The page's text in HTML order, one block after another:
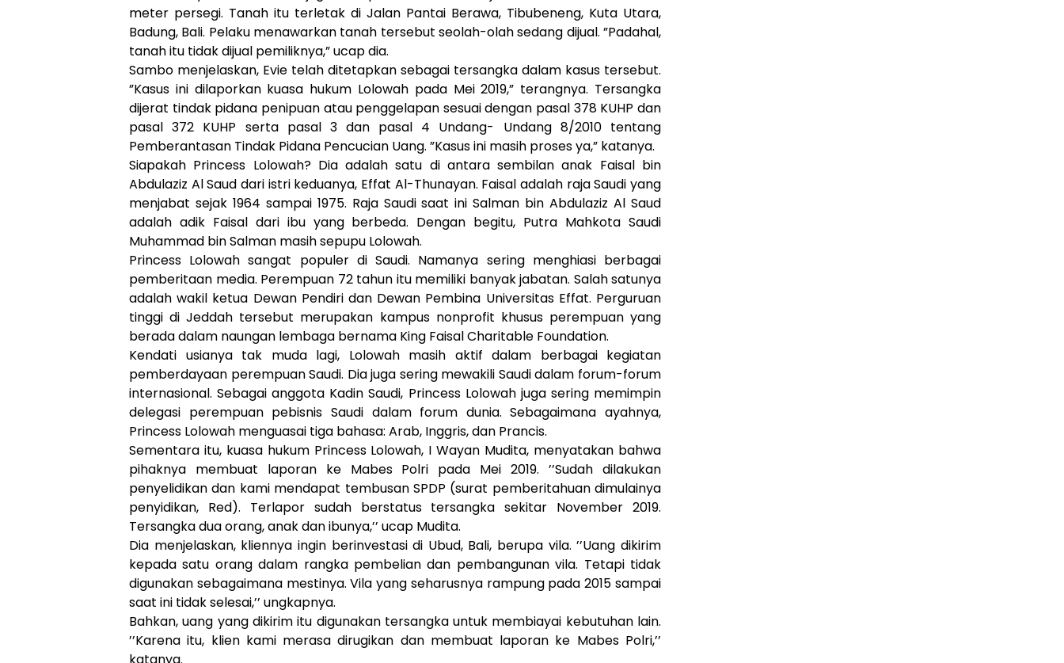
meter persegi. Tanah itu terletak di Jalan Pantai Berawa, Tibubeneng, Kuta Utara,
Badung, Bali. Pelaku menawarkan tanah tersebut seolah-olah sedang dijual. ”Padahal,
tanah itu tidak dijual pemiliknya,” ucap dia.
Sambo menjelaskan, Evie telah ditetapkan sebagai tersangka dalam kasus tersebut.
”Kasus ini dilaporkan kuasa hukum Lolowah pada Mei 2019,” terangnya. Tersangka
dijerat tindak pidana penipuan atau penggelapan sesuai dengan pasal 378 KUHP dan
pasal 372 KUHP serta pasal 3 dan pasal 4 Undang- Undang 8/2010 tentang
Pemberantasan Tindak Pidana Pencucian Uang. ”Kasus ini masih proses ya,” katanya.
Siapakah Princess Lolowah? Dia adalah satu di antara sembilan anak Faisal bin
Abdulaziz Al Saud dari istri keduanya, Effat Al-Thunayan. Faisal adalah raja Saudi yang
menjabat sejak 1964 sampai 1975. Raja Saudi saat ini Salman bin Abdulaziz Al Saud
adalah adik Faisal dari ibu yang berbeda. Dengan begitu, Putra Mahkota Saudi
Muhammad bin Salman masih sepupu Lolowah.
Princess Lolowah sangat populer di Saudi. Namanya sering menghiasi berbagai
pemberitaan media. Perempuan 72 tahun itu memiliki banyak jabatan. Salah satunya
adalah wakil ketua Dewan Pendiri dan Dewan Pembina Universitas Effat. Perguruan
tinggi di Jeddah tersebut merupakan kampus nonprofit khusus perempuan yang
berada dalam naungan lembaga bernama King Faisal Charitable Foundation.
Kendati usianya tak muda lagi, Lolowah masih aktif dalam berbagai kegiatan
pemberdayaan perempuan Saudi. Dia juga sering mewakili Saudi dalam forum-forum
internasional. Sebagai anggota Kadin Saudi, Princess Lolowah juga sering memimpin
delegasi perempuan pebisnis Saudi dalam forum dunia. Sebagaimana ayahnya,
Princess Lolowah menguasai tiga bahasa: Arab, Inggris, dan Prancis.
Sementara itu, kuasa hukum Princess Lolowah, I Wayan Mudita, menyatakan bahwa
pihaknya membuat laporan ke Mabes Polri pada Mei 2019. ’’Sudah dilakukan
penyelidikan dan kami mendapat tembusan SPDP (surat pemberitahuan dimulainya
penyidikan, Red). Terlapor sudah berstatus tersangka sekitar November 2019.
Tersangka dua orang, anak dan ibunya,’’ ucap Mudita.
Dia menjelaskan, kliennya ingin berinvestasi di Ubud, Bali, berupa vila. ’’Uang dikirim
kepada satu orang dalam rangka pembelian dan pembangunan vila. Tetapi tidak
digunakan sebagaimana mestinya. Vila yang seharusnya rampung pada 2015 sampai
saat ini tidak selesai,’’ ungkapnya.
Bahkan, uang yang dikirim itu digunakan tersangka untuk membiayai kebutuhan lain.
’’Karena itu, klien kami merasa dirugikan dan membuat laporan ke Mabes Polri,’’